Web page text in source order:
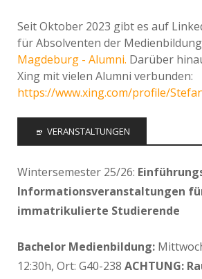
Seit Oktober 2023 gibt es auf
für Absolventen der
Magdeburg - Alumni. Darüber
Xing mit vielen Alumni verbunden:
https://www.xing.com/profile/
VERANSTALTUNGEN
Wintersemester 25/26:
Informationsveranstaltungen
immatrikulierte Studierende
Bachelor Medienbildung:
12:30h, Ort: G40-238 ACHTUNG: